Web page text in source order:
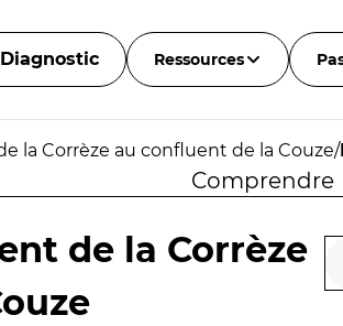
Diagnostic Ressources
la Corrèze au confluent de la Couze/
Comprendre
de la Corrèze